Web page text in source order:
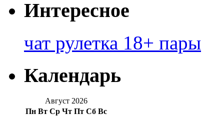
Интересное
чат рулетка 18+ пары
Календарь
Август 2026
Пн Вт Ср Чт Пт Сб Вс